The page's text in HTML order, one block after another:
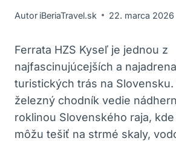
Autor iBeriaTravel.sk 22. marca 2026
Ferrata HZS Kyseľ je jednou z
najfascinujúcejších a
turistických trás na
železný chodník vedie
roklinou Slovenského raja,
môžu tešiť na strmé skaly,